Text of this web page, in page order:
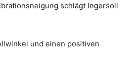
schlägt Ingersoll
und einen positiven